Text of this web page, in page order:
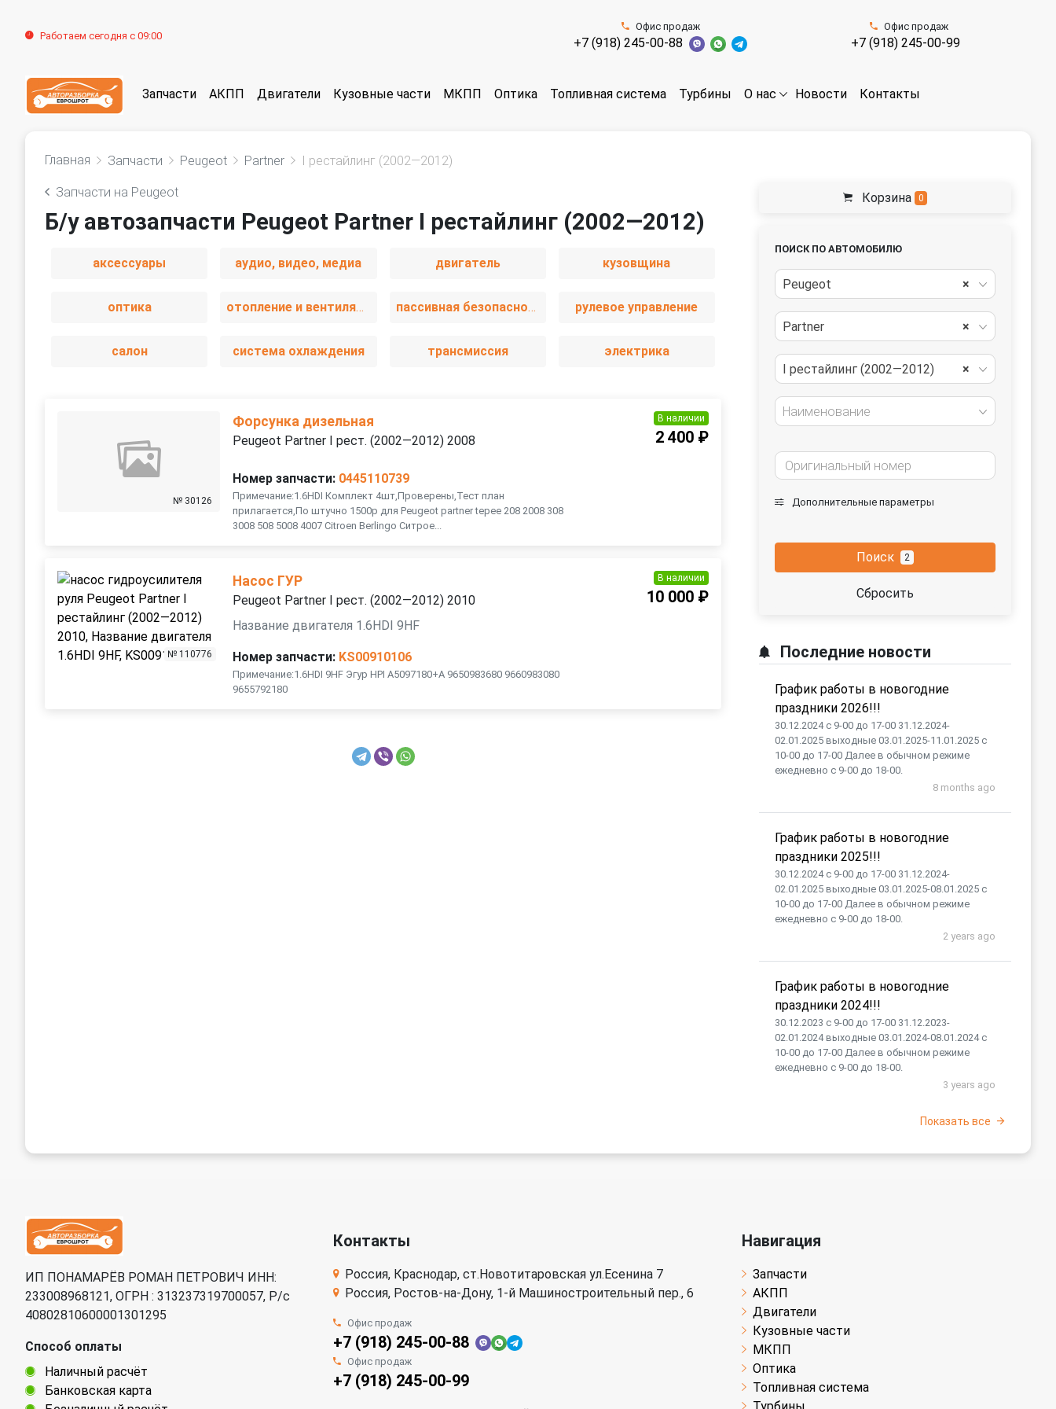
Работаем сегодня с 09:00
Офис продаж
+7 (918) 245-00-88
Офис продаж
+7 (918) 245-00-99
Запчасти АКПП Двигатели Кузовные части МКПП Оптика Топливная система Турбины О нас Новости Контакты
Главная Запчасти Peugeot Partner I рестайлинг (2002—2012)
Запчасти на Peugeot
Б/у автозапчасти Peugeot Partner I рестайлинг (2002—2012)
аксессуары аудио, видео, медиа двигатель кузовщина
оптика отопление и вентиляция пассивная безопасность рулевое управление
салон система охлаждения трансмиссия электрика
№ 30126
Форсунка дизельная
Peugeot Partner I рест. (2002—2012) 2008
Номер запчасти: 0445110739
Примечание:1.6HDI Комплект 4шт,Проверены,Тест план
прилагается,По штучно 1500р для Peugeot partner tepee 208 2008 308
3008 508 5008 4007 Citroen Berlingo Ситрое...
В наличии
2 400 ₽
№ 110776
Насос ГУР
Peugeot Partner I рест. (2002—2012) 2010
Название двигателя 1.6HDI 9HF
Номер запчасти: KS00910106
Примечание:1.6HDI 9HF Эгур HPI A5097180+A 9650983680 9660983080
9655792180
В наличии
10 000 ₽
Корзина 0
ПОИСК ПО АВТОМОБИЛЮ
×
Peugeot
×
Partner
×
I рестайлинг (2002—2012)
Наименование
Дополнительные параметры
Поиск 2
Сбросить
Последние новости
График работы в новогодние
праздники 2026!!!
30.12.2024 с 9-00 до 17-00 31.12.2024-
02.01.2025 выходные 03.01.2025-11.01.2025 с
10-00 до 17-00 Далее в обычном режиме
ежедневно с 9-00 до 18-00.
8 months ago
График работы в новогодние
праздники 2025!!!
30.12.2024 с 9-00 до 17-00 31.12.2024-
02.01.2025 выходные 03.01.2025-08.01.2025 с
10-00 до 17-00 Далее в обычном режиме
ежедневно с 9-00 до 18-00.
2 years ago
График работы в новогодние
праздники 2024!!!
30.12.2023 с 9-00 до 17-00 31.12.2023-
02.01.2024 выходные 03.01.2024-08.01.2024 с
10-00 до 17-00 Далее в обычном режиме
ежедневно с 9-00 до 18-00.
3 years ago
Показать все
ИП ПОНАМАРЁВ РОМАН ПЕТРОВИЧ ИНН:
233008968121, ОГРН : 313237319700057, Р/c
40802810600001301295
Способ оплаты
Наличный расчёт
Банковская карта
Контакты
Россия, Краснодар, ст.Новотитаровская ул.Есенина 7
Россия, Ростов-на-Дону, 1-й Машиностроительный пер., 6
Офис продаж
+7 (918) 245-00-88
Офис продаж
+7 (918) 245-00-99
Навигация
Запчасти
АКПП
Двигатели
Кузовные части
МКПП
Оптика
Топливная система